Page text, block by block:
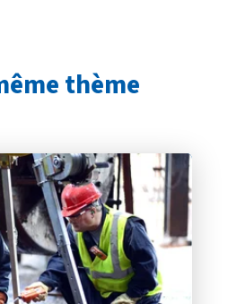
thème